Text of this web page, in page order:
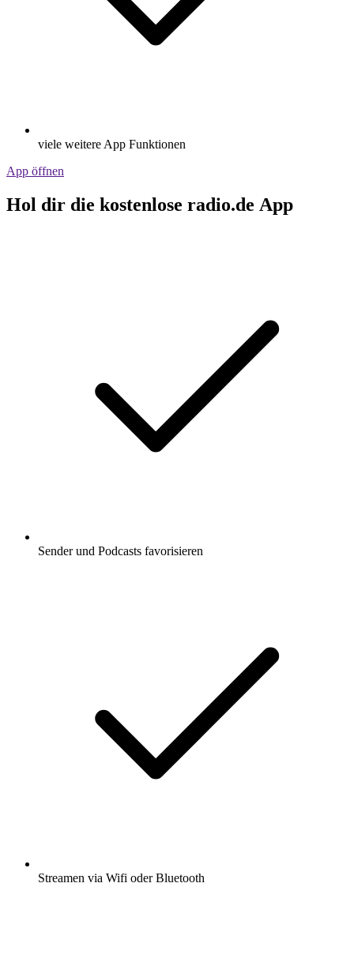
viele weitere App Funktionen
App öffnen
Hol dir die kostenlose radio.de App
Sender und Podcasts favorisieren
Streamen via Wifi oder Bluetooth